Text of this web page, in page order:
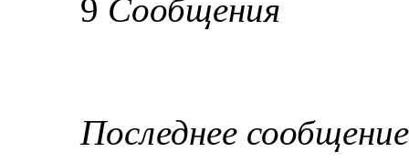
9 Сообщения
Последнее сообщение